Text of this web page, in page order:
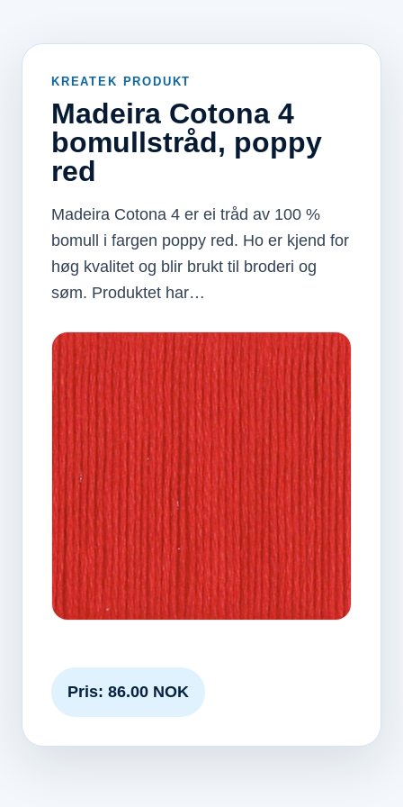
KREATEK PRODUKT
Madeira Cotona 4
bomullstråd, poppy
red
Madeira Cotona 4 er ei tråd av 100 %
bomull i fargen poppy red. Ho er kjend for
høg kvalitet og blir brukt til broderi og
søm. Produktet har…
Pris: 86.00 NOK